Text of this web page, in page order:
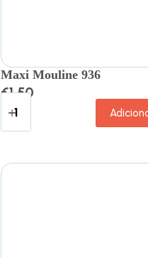
Maxi Mouline 936
€1.50